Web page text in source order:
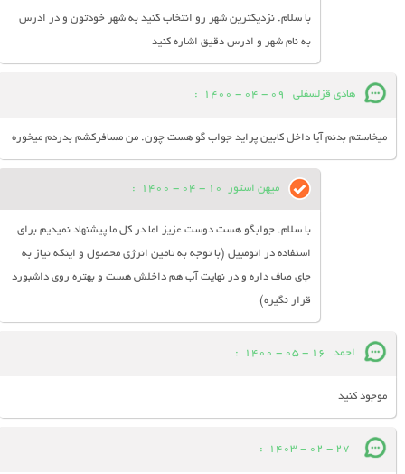
با سلام. نزدیکترین شهر رو انتخاب کنید به شهر خودتون و در ادرس
به نام شهر و ادرس دقیق اشاره کنید
هادی قزلسفلی 09 - 04 - 1400
:
میخاستم بدنم آیا داخل کابین پراید جواب گو هست چون. من مسافرکشم بدردم میخوره
میهن استور 10 - 04 - 1400
:
با سلام. جوابگو هست دوست عزیز اما در کل ما پیشنهاد نمیدیم برای
استفاده در اتومبیل (با توجه به تامین انرژی محصول و اینکه نیاز به
جای صاف داره و در نهایت آب هم داخلش هست و بهتره روی داشبورد
قرار نگیره)
احمد 16 - 05 - 1400
:
موجود کنید
27 - 02 - 1403
: